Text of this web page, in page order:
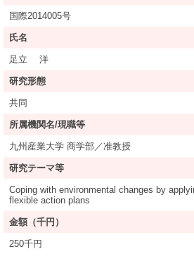
国際2014005号
氏名
足立 洋
研究形態
共同
所属機関名/現職等
九州産業大学 商学部／准教授
研究テーマ等
Coping with environmental changes by
flexible action plans
金額（千円）
250千円